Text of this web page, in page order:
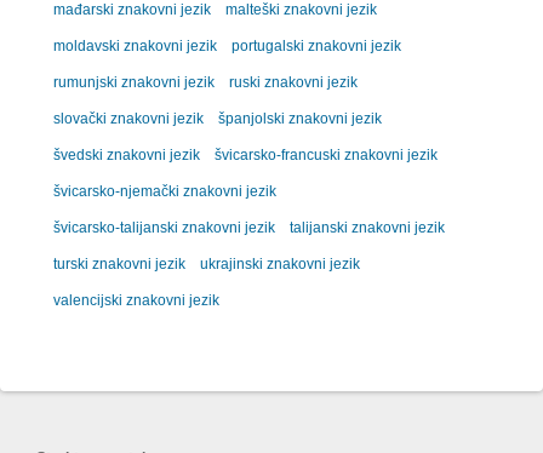
mađarski znakovni jezik malteški znakovni jezik
moldavski znakovni jezik portugalski znakovni jezik
rumunjski znakovni jezik ruski znakovni jezik
slovački znakovni jezik španjolski znakovni jezik
švedski znakovni jezik švicarsko-francuski znakovni jezik
švicarsko-njemački znakovni jezik
švicarsko-talijanski znakovni jezik talijanski znakovni jezik
turski znakovni jezik ukrajinski znakovni jezik
valencijski znakovni jezik